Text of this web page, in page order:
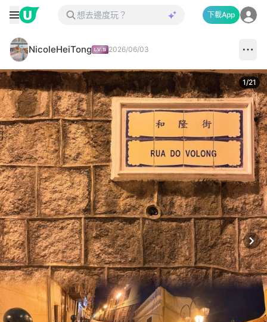
下載App
NicoleHeiTong 2026/06/03
1/21